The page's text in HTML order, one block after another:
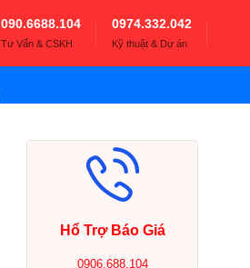
090.6688.104
Tư Vấn & CSKH
0974.332.042
Kỹ thuật & Dự án
Hổ Trợ Báo Giá
0906.688.104